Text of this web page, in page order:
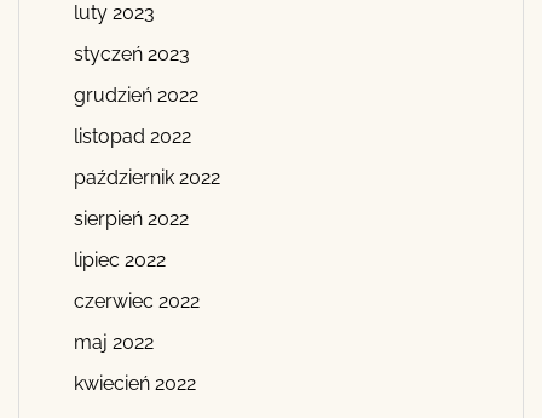
luty 2023
styczeń 2023
grudzień 2022
listopad 2022
październik 2022
sierpień 2022
lipiec 2022
czerwiec 2022
maj 2022
kwiecień 2022